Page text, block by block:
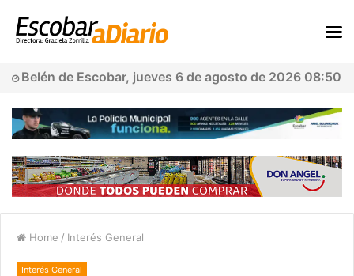
Belén de Escobar, jueves 6 de agosto de 2026 08:50
Home / Interés General
Interés General